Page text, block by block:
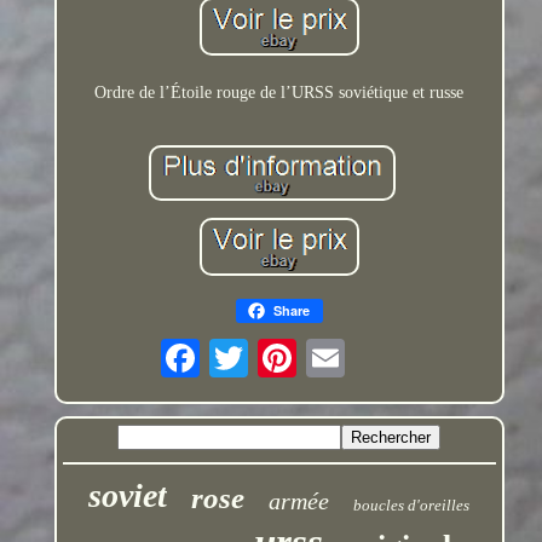
Ordre de l’Étoile rouge de l’URSS soviétique et russe
Share
soviet rose armée boucles d'oreilles